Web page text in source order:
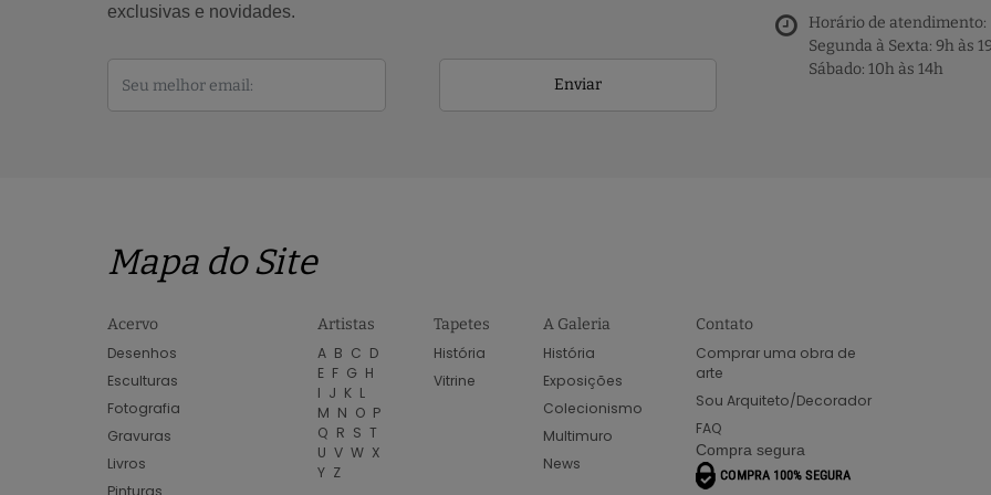
exclusivas e novidades.
Enviar
Horário de atendimento:
Segunda à Sexta: 9h às
Sábado: 10h às 14h
Mapa do Site
Acervo
Desenhos
Esculturas
Fotografia
Gravuras
Livros
Artistas
A B C D
E F G H
I J K L
M N O P
Q R S T
U V W X
Y Z
Tapetes
História
Vitrine
A Galeria
História
Exposições
Colecionismo
Multimuro
News
Contato
Comprar uma obra de
arte
Sou Arquiteto/Decorador
FAQ
Compra segura